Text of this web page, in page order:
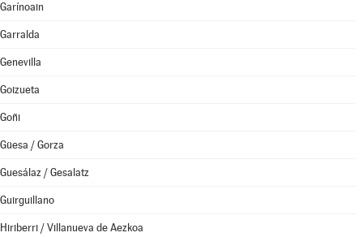
Garínoain
Garralda
Genevilla
Goizueta
Goñi
Güesa / Gorza
Guesálaz / Gesalatz
Guirguillano
Hiriberri / Villanueva de Aezkoa